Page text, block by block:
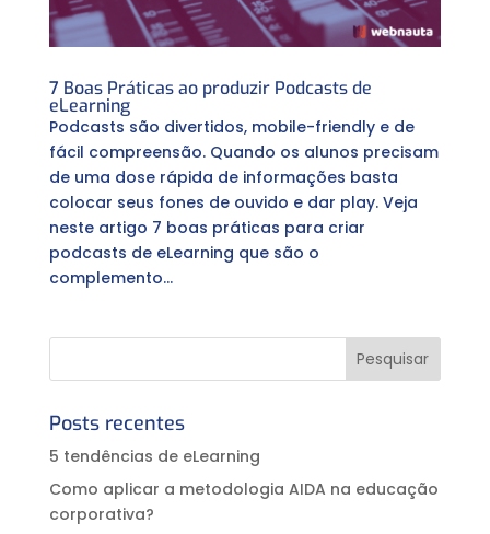
7 Boas Práticas ao produzir Podcasts de
eLearning
Podcasts são divertidos, mobile-friendly e de
fácil compreensão. Quando os alunos precisam
de uma dose rápida de informações basta
colocar seus fones de ouvido e dar play. Veja
neste artigo 7 boas práticas para criar
podcasts de eLearning que são o
complemento...
Posts recentes
5 tendências de eLearning
Como aplicar a metodologia AIDA na educação
corporativa?⠀